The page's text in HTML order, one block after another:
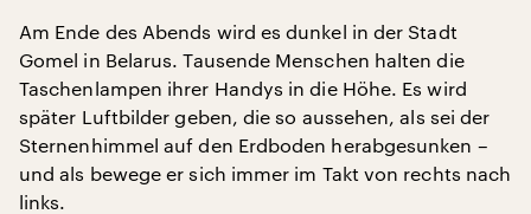
Am Ende des Abends wird es dunkel in der Stadt
Gomel in Belarus. Tausende Menschen halten die
Taschenlampen ihrer Handys in die Höhe. Es wird
später Luftbilder geben, die so aussehen, als sei der
Sternenhimmel auf den Erdboden herabgesunken –
und als bewege er sich immer im Takt von rechts nach
links.